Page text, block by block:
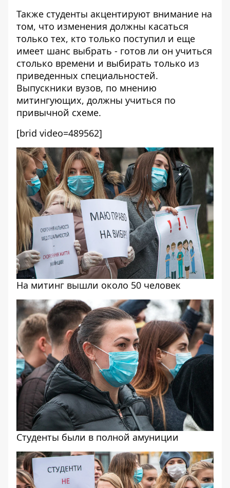
Также студенты акцентируют внимание на
том, что изменения должны касаться
только тех, кто только поступил и еще
имеет шанс выбрать - готов ли он учиться
столько времени и выбирать только из
приведенных специальностей.
Выпускники вузов, по мнению
митингующих, должны учиться по
привычной схеме.
[brid video=489562]
На митинг вышли около 50 человек
Студенты были в полной амуниции